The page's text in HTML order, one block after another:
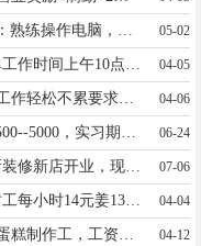
05-02
04-05
招聘长期短期兼职（底薪+提成）工作轻松不累要求女40岁以下会基础电脑操作即可地址松韵新城卓越0458商场二楼七维空间VR潮玩馆联系电话13846665210刘13846665210 04-06
06-24
伊春大商百货大楼四楼波司登重新装修新店开业，现招聘导购员三名，要求年龄40岁以下，薪资待遇底薪加提成加联单加带薪休假，半天班，大品牌货好卖。有意者可到店面谈或电话18645869996或18645868586，期待你的加入。李先生18645868586 07-06
李先生牛肉面招聘煮面师傅，小时工每小时14元姜13039691202 04-04
04-12